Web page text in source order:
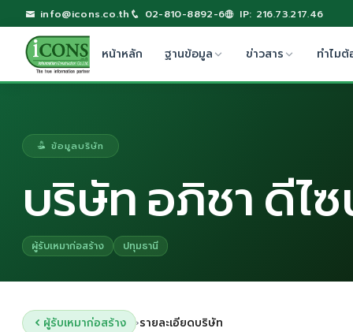
info@icons.co.th 02-810-8892-6 IP: 216.73.217.46
หน้าหลัก ฐานข้อมูล ข่าวสาร ทำไมต้
ข้อมูลบริษัท
บริษัท อภิชา ดีไ
ผู้รับเหมาก่อสร้าง ปทุมธานี
ผู้รับเหมาก่อสร้าง ›รายละเอียดบริษัท